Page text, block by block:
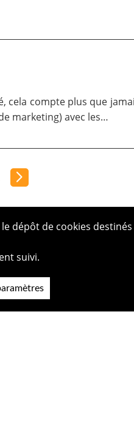
cela compte plus que
marketing) avec les…
dépôt de cookies
suivi.